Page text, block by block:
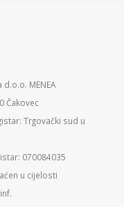
MENEA
Čakovec
Trgovački sud u
070084035
u cijelosti